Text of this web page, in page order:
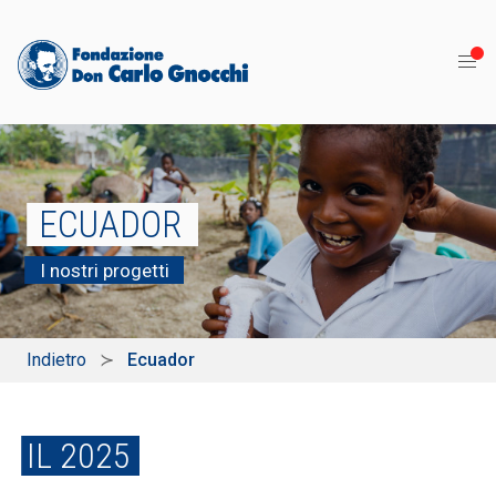
ECUADOR
I nostri progetti
Indietro Ecuador
IL 2025